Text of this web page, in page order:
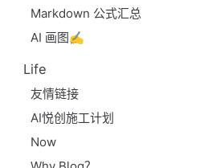
Markdown 公式汇总
AI 画图✍️
Life
友情链接
AI悦创施工计划
Now